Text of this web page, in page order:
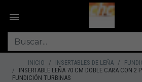
INICIO INSERTABLES DE LEÑA
INSERTABLE LEÑA 70 CM DOBLE CARA CON 2
FUNDICIÓN TURBINAS